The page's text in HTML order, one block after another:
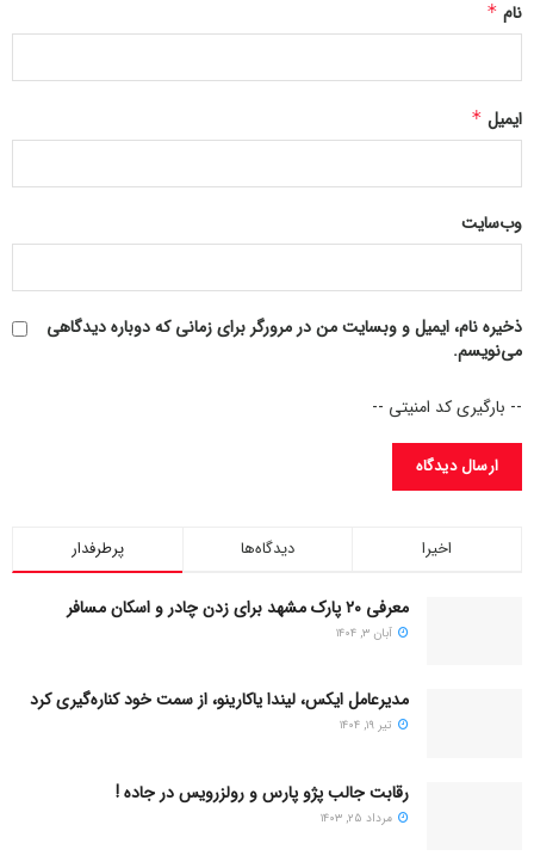
نام*
ایمیل*
وب‌سایت
ذخیره نام، ایمیل و وبسایت من در مرورگر برای زمانی که دوباره دیدگاهی
می‌نویسم.
-- بارگیری کد امنیتی --
پرطرفدار دیدگاه‌ها اخیرا
معرفی ۲۰ پارک مشهد برای زدن چادر و اسکان مسافر
آبان ۳, ۱۴۰۴
مدیرعامل ایکس، لیندا یاکارینو، از سمت خود کناره‌گیری کرد
تیر ۱۹, ۱۴۰۴
رقابت جالب پژو پارس و رولزرویس در جاده !
مرداد ۲۵, ۱۴۰۳